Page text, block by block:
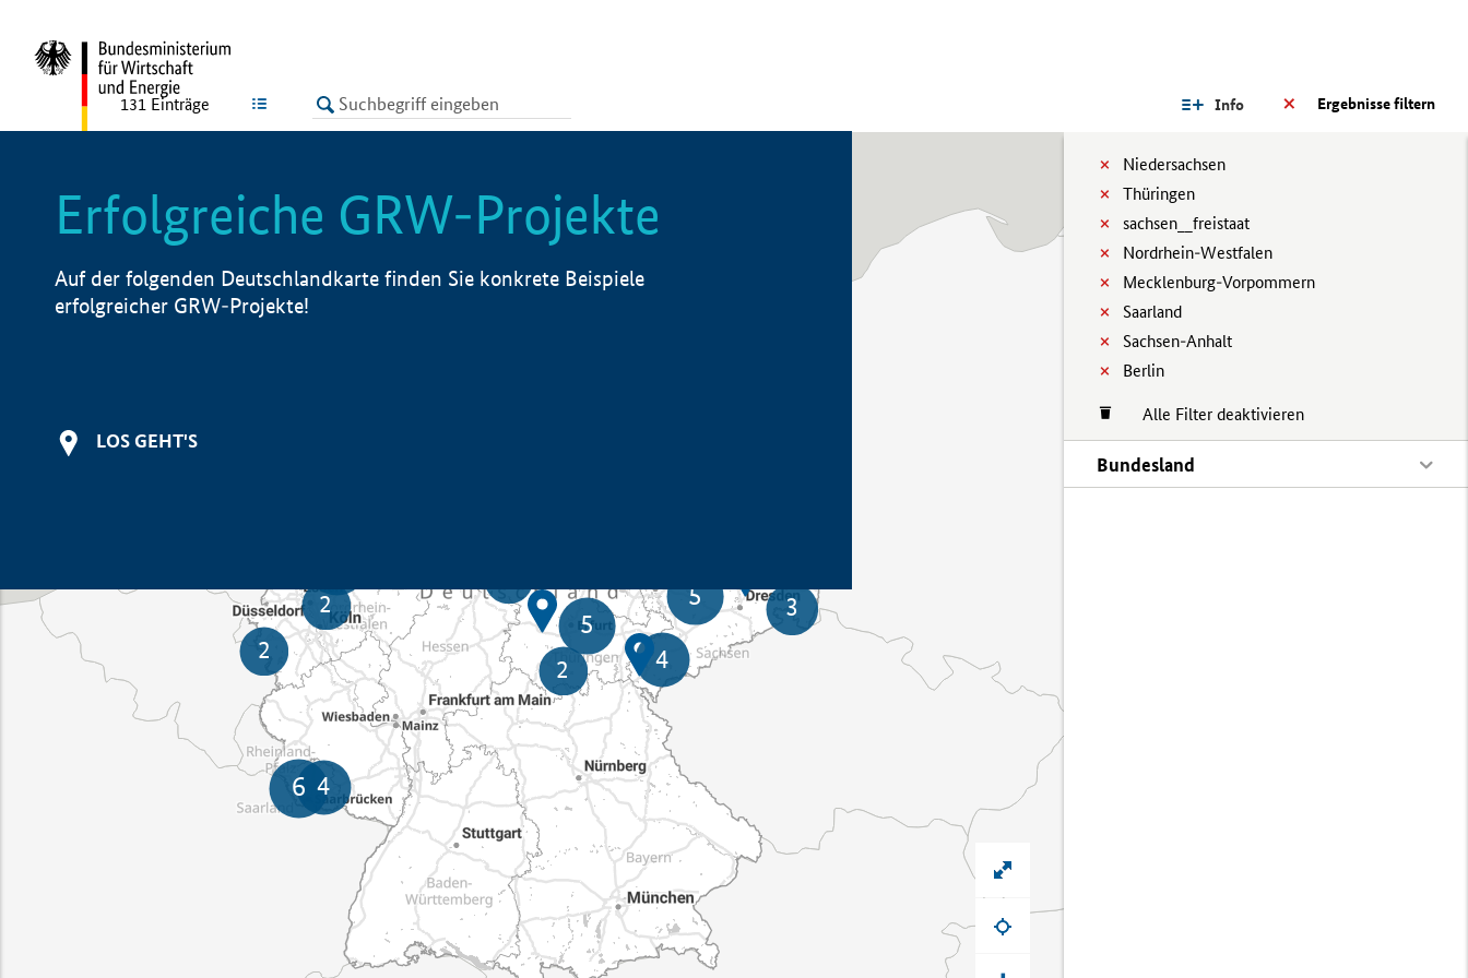
LISTE Ergebnisse filtern
Info
Niedersachsen
Thüringen
sachsen__freistaat
Nordrhein-Westfalen
Mecklenburg-Vorpommern
Saarland
Sachsen-Anhalt
Berlin
Alle Filter deaktivieren
Bundesland
131 Einträge
Erfolgreiche GRW-Projekte
Auf der folgenden Deutschlandkarte finden Sie konkrete Beispiele
erfolgreicher GRW-Projekte!
LOS GEHT'S